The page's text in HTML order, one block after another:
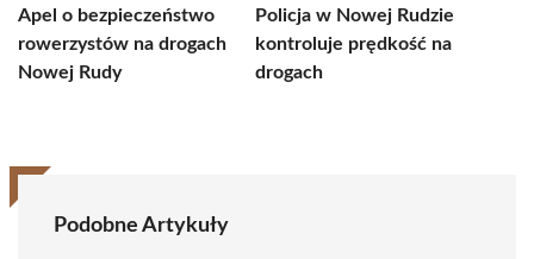
Apel o bezpieczeństwo
rowerzystów na drogach
Nowej Rudy
Policja w Nowej Rudzie
kontroluje prędkość na
drogach
Podobne Artykuły